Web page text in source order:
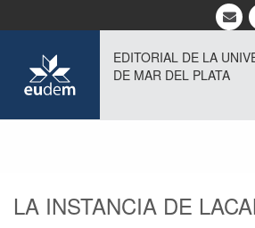
EDITORIAL DE LA
DE MAR DEL PLATA
LA INSTANCIA DE